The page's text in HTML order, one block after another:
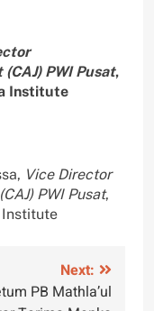
PWI Pusat,
Institute
Vice Director
PWI Pusat,
Institute
Next:
PB Mathla’ul